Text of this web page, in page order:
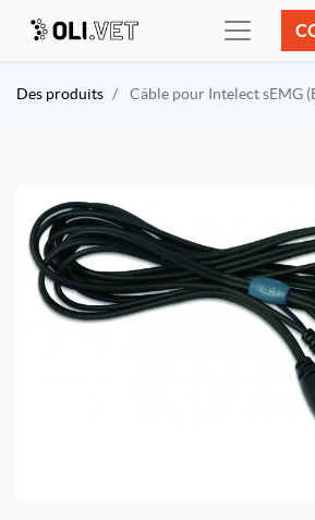
Des produits Câble pour Intelect sEMG